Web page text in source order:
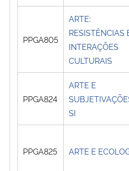
PPGA805
ARTE:
RESISTÊNCIAS
INTERAÇÕES
CULTURAIS
PPGA824
ARTE E
SI
PPGA825 ARTE E